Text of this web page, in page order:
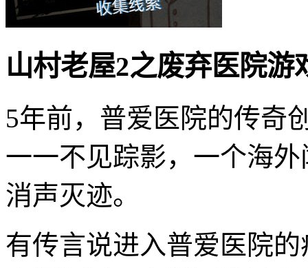
山村老屋2之废弃医院游
5年前，普爱医院的传奇
一一不见踪影，一个海
消声灭迹。
有传言说进入普爱医院